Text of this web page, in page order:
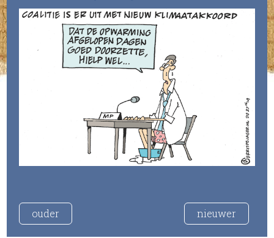
ouder nieuwer